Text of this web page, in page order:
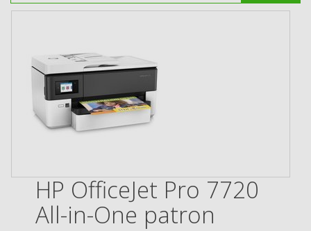
HP OfficeJet Pro 7720
All-in-One patron